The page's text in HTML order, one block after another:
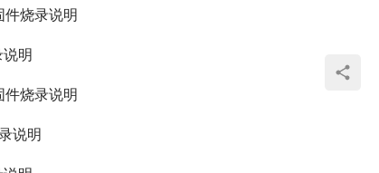
件烧录说明
明
件烧录说明
说明